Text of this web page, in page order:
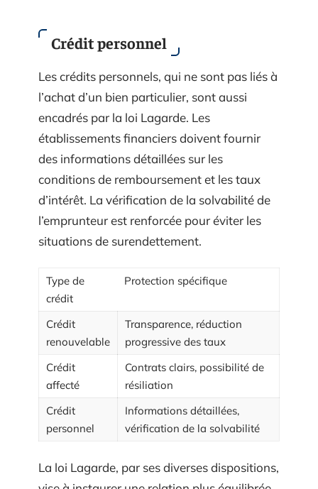
Crédit personnel
Les crédits personnels, qui ne sont pas liés à
l’achat d’un bien particulier, sont aussi
encadrés par la loi Lagarde. Les
établissements financiers doivent fournir
des informations détaillées sur les
conditions de remboursement et les taux
d’intérêt. La vérification de la solvabilité de
l’emprunteur est renforcée pour éviter les
situations de surendettement.
Type de
crédit
Protection spécifique
Crédit
renouvelable
Transparence, réduction
progressive des taux
Crédit
affecté
Contrats clairs, possibilité de
résiliation
Crédit
personnel
Informations détaillées,
vérification de la solvabilité
La loi Lagarde, par ses diverses dispositions,